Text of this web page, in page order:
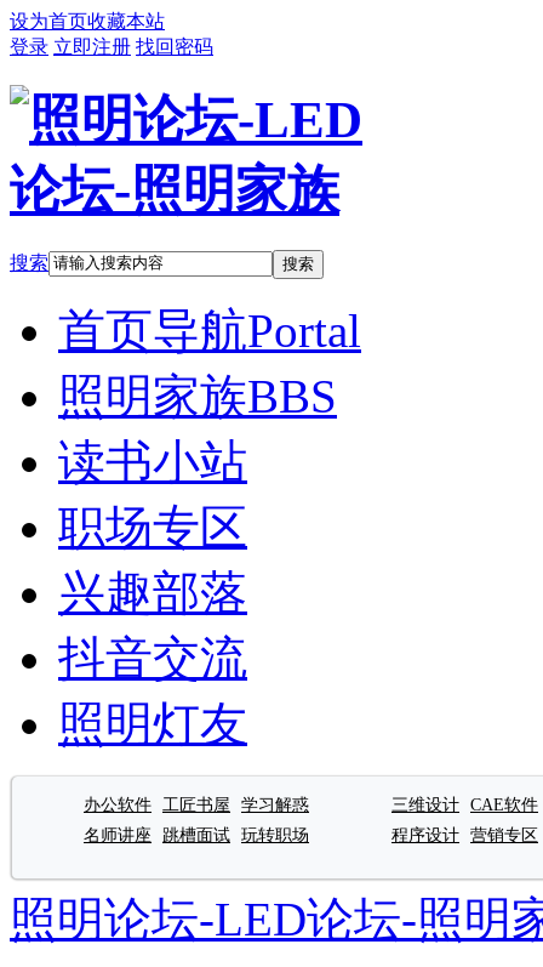
设为首页收藏本站
登录 立即注册 找回密码
搜索 搜索
首页导航Portal
照明家族BBS
读书小站
职场专区
兴趣部落
抖音交流
照明灯友
办公软件 工匠书屋
学习解惑
名师讲座
跳槽面试 玩转职场
三维设计 CAE软件
程序设计 营销专区
照明论坛-LED论坛-照明